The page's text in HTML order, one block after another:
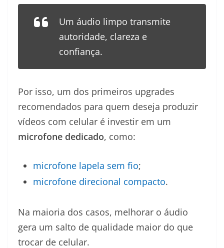
Um áudio limpo transmite
autoridade, clareza e
confiança.
Por isso, um dos primeiros upgrades
recomendados para quem deseja produzir
vídeos com celular é investir em um
microfone dedicado, como:
microfone lapela sem fio;
microfone direcional compacto.
Na maioria dos casos, melhorar o áudio
gera um salto de qualidade maior do que
trocar de celular.